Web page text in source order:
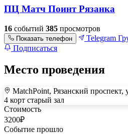
ПЦ Матч Поинт Рязанка
16 событий 385 просмотров
Показать телефон Telegram
Подписаться
Место проведения
+
–
MatchPoint, Рязанский проспект,
4 корт старый зал
Стоимость
3200₽
Событие прошло